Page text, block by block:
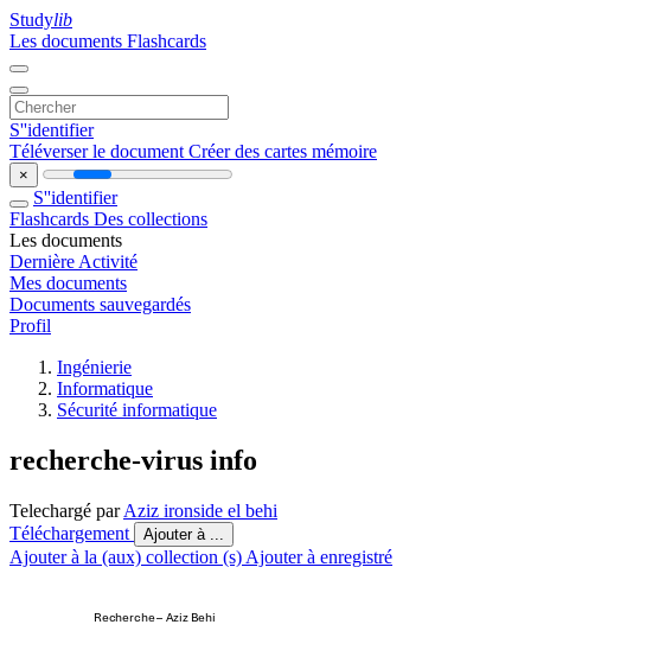
Studylib
Les documents Flashcards
S''identifier
Téléverser le document Créer des cartes mémoire
×
S''identifier
Flashcards Des collections
Les documents
Dernière Activité
Mes documents
Documents sauvegardés
Profil
Ingénierie
Informatique
Sécurité informatique
recherche-virus info
Telechargé parAziz ironside el behi
Téléchargement
Ajouter à ...
Ajouter à la (aux) collection (s) Ajouter à enregistré
Recherche – Aziz Behi